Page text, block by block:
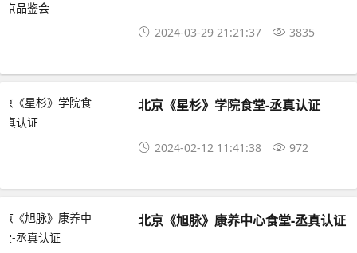
2024-03-29 21:21:37 3835
北京《星杉》学院食堂-丞真认证
2024-02-12 11:41:38 972
北京《旭脉》康养中心食堂-丞真认证